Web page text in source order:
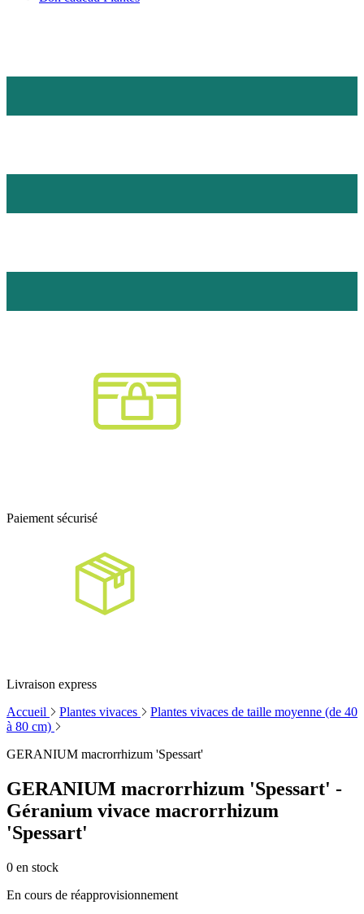
Paiement sécurisé
Livraison express
Accueil
Plantes vivaces
Plantes vivaces de taille moyenne (de 40
à 80 cm)
GERANIUM macrorrhizum 'Spessart'
GERANIUM macrorrhizum 'Spessart' -
Géranium vivace macrorrhizum
'Spessart'
0 en stock
En cours de réapprovisionnement